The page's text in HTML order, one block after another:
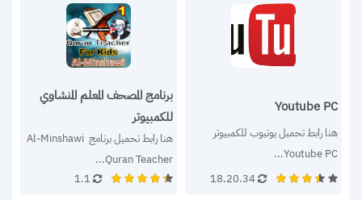
Youtube PC
Youtube PC...
18.20.34
برنامج المصحف المعلم المنشاوي
للكمبيوتر
هنا رابط تحميل برنامج Al-Minshawi
Quran Teacher...
1.1